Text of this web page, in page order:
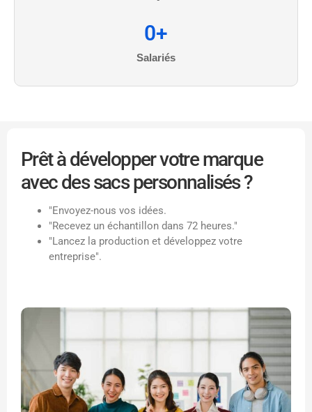
Salariés
0+
Prêt à développer votre marque
avec des sacs personnalisés ?
"Envoyez-nous vos idées.
"Recevez un échantillon dans 72 heures."
"Lancez la production et développez votre
entreprise".